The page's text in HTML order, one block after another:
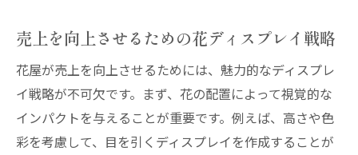
花の配置で空間を広く見せるテクニック
照明と花の組み合わせで演出力アップ
自然の要素を取り入れた癒しの空間作り
プロが教える色彩と形のバランス
観葉植物と花を組み合わせたデザイン
売上を向上させるための花ディスプレイ戦略
花屋が売上を向上させるためには、魅力的なディスプレ
イ戦略が不可欠です。まず、花の配置によって視覚的な
インパクトを与えることが重要です。例えば、高さや色
彩を考慮して、目を引くディスプレイを作成することが